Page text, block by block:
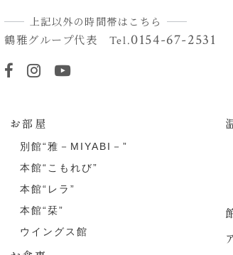
上記以外の時間帯はこちら
鶴雅グループ代表 Tel.0154-67-2531
お部屋
別館“雅－MIYABI－”
本館“こもれび”
本館“レラ”
本館“栞”
ウイングス館